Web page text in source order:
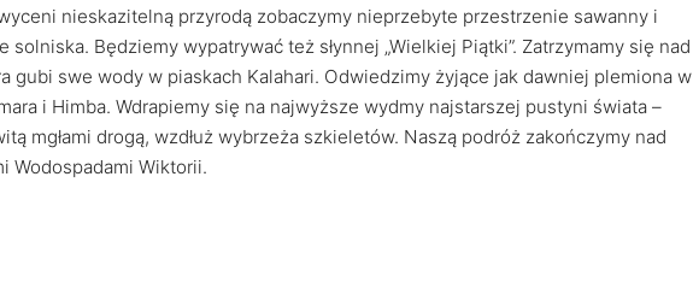
nieskazitelną przyrodą zobaczymy nieprzebyte przestrzenie sawanny i
Będziemy wypatrywać też słynnej „Wielkiej Piątki”. Zatrzymamy się nad
gubi swe wody w piaskach Kalahari. Odwiedzimy żyjące jak dawniej plemiona w
i Himba. Wdrapiemy się na najwyższe wydmy najstarszej pustyni świata –
mgłami drogą, wzdłuż wybrzeża szkieletów. Naszą podróż zakończymy nad
Wodospadami Wiktorii.